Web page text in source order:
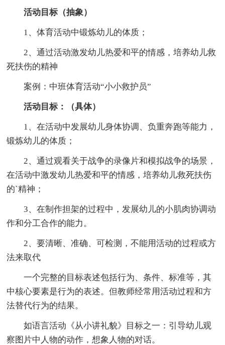
活动目标（抽象）
1、体育活动中锻炼幼儿的体质；
2、通过活动激发幼儿热爱和平的情感，培养幼儿救
死扶伤的精神
案例：中班体育活动“小小救护员”
活动目标：（具体）
1、在活动中发展幼儿身体协调、负重奔跑等能力，
锻炼幼儿的体质；
2、通过观看关于战争的录像片和模拟战争的场景，
在活动中激发幼儿热爱和平的情感，培养幼儿救死扶伤
的`精神；
3、在制作担架的过程中，发展幼儿的小肌肉协调动
作和分工合作的能力。
2、要清晰、准确、可检测，不能用活动的过程或方
法来取代
一个完整的目标表述包括行为、条件、标准等，其
中核心要素是行为的表述。但教师经常用活动过程和方
法替代行为的结果。
如语言活动《从小讲礼貌》目标之一：引导幼儿观
察图片中人物的动作，想象人物的对话。